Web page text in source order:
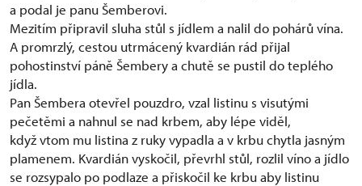
a podal je panu Šemberovi.
Mezitím připravil sluha stůl s jídlem a nalil do pohárů vína.
A promrzlý, cestou utrmácený kvardián rád přijal
pohostinství páně Šembery a chutě se pustil do teplého
jídla.
Pan Šembera otevřel pouzdro, vzal listinu s visutými
pečetěmi a nahnul se nad krbem, aby lépe viděl,
když vtom mu listina z ruky vypadla a v krbu chytla jasným
plamenem. Kvardián vyskočil, převrhl stůl, rozlil víno a jídlo
se rozsypalo po podlaze a přiskočil ke krbu aby listinu